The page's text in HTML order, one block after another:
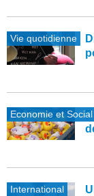
Vie quotidienne
Economie et Social
International